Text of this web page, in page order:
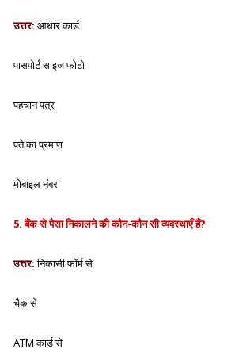
उत्तर: आधार कार्ड
पासपोर्ट साइज फोटो
पहचान पत्र
पते का प्रमाण
मोबाइल नंबर
5. बैंक से पैसा निकालने की कौन-कौन सी व्यवस्थाएँ हैं?
उत्तर:निकासी फॉर्म से
चैक से
ATM कार्ड से